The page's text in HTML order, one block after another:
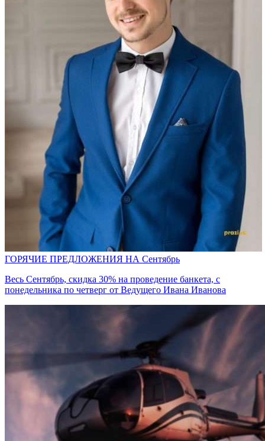
ГОРЯЧИЕ ПРЕДЛОЖЕНИЯ НА Сентябрь
Весь Сентябрь, скидка 30% на проведение банкета, с
понедельника по четверг от Ведущего Ивана Иванова